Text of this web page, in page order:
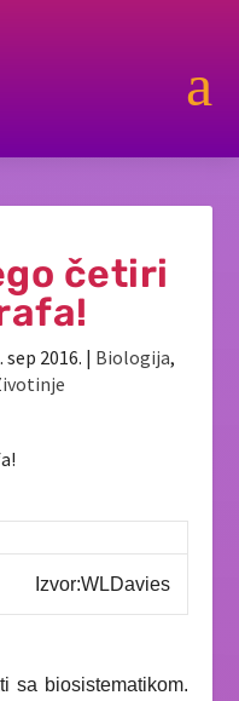
a
četiri
sep 2016. | Biologija,
Izvor:WLDavies
sa biosistematikom.